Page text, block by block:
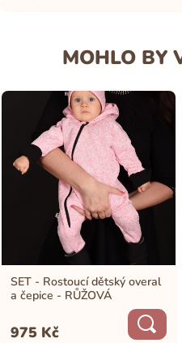
MOHLO BY
SET - Rostoucí dětský overal
a čepice - RŮŽOVÁ
975 Kč